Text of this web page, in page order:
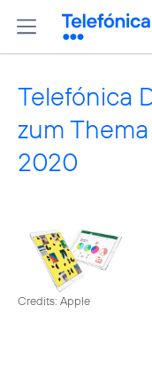
Telefónica
zum
2020
Credits: Apple